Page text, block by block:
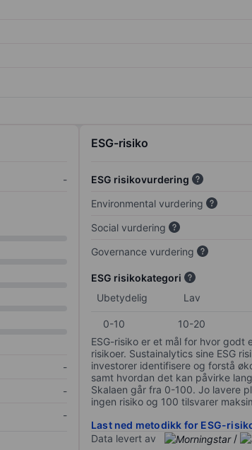
-
-
-
-
ESG-risiko
ESG risikovurdering
Environmental vurdering
Social vurdering
Governance vurdering
ESG risikokategori
Ubetydelig
Lav
0-10 10-20
ESG-risiko er et mål for hvor godt
risikoer. Sustainalytics sine ESG
investorer identifisere og forstå
samt hvordan det kan påvirke
Skalaen går fra 0-100. Jo lavere
ingen risiko og 100 tilsvarer
Last ned metodikk for ESG-
Data levert av
/